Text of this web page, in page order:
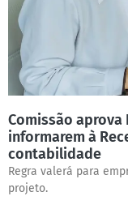
Comissão aprova
informarem à
contabilidade
Regra valerá para
projeto.